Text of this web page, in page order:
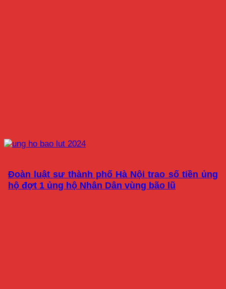
Đoàn luật sư thành phố Hà Nội trao số tiền ủng
hộ đợt 1 ủng hộ Nhân Dân vùng bão lũ